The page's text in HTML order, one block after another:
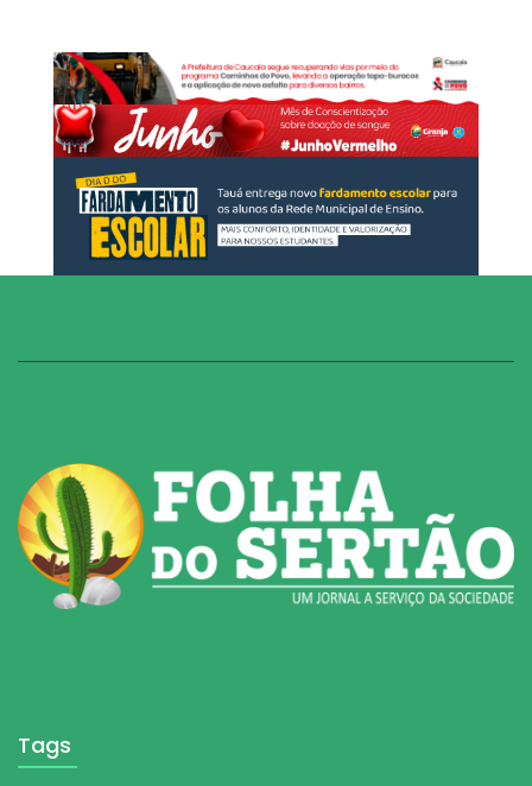
Tags